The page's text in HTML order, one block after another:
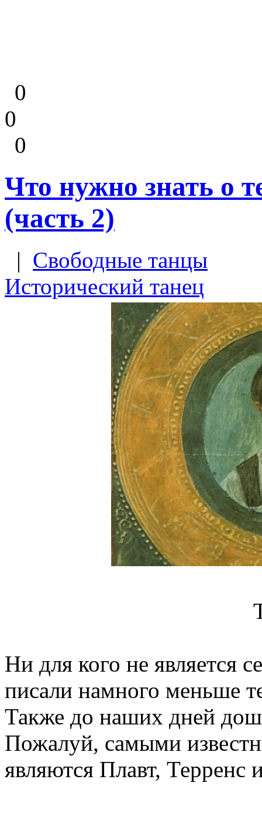
0
0
0
Что нужно знать о
(часть 2)
| Свободные танцы
Исторический танец
Ни для кого не является
писали намного меньше
Также до наших дней
Пожалуй, самыми
являются Плавт, Терренс